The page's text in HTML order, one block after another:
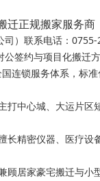
正规搬家服务商
） 联系电话：
签约与项目化搬迁方
连锁服务体系，标
打中心城、大运片区
长精密仪器、医疗设
顾居家豪宅搬迁与小